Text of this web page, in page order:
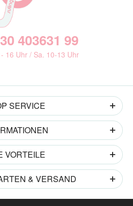
403631 99
16 Uhr / Sa. 10-13 Uhr
SERVICE
VORTEILE
& VERSAND